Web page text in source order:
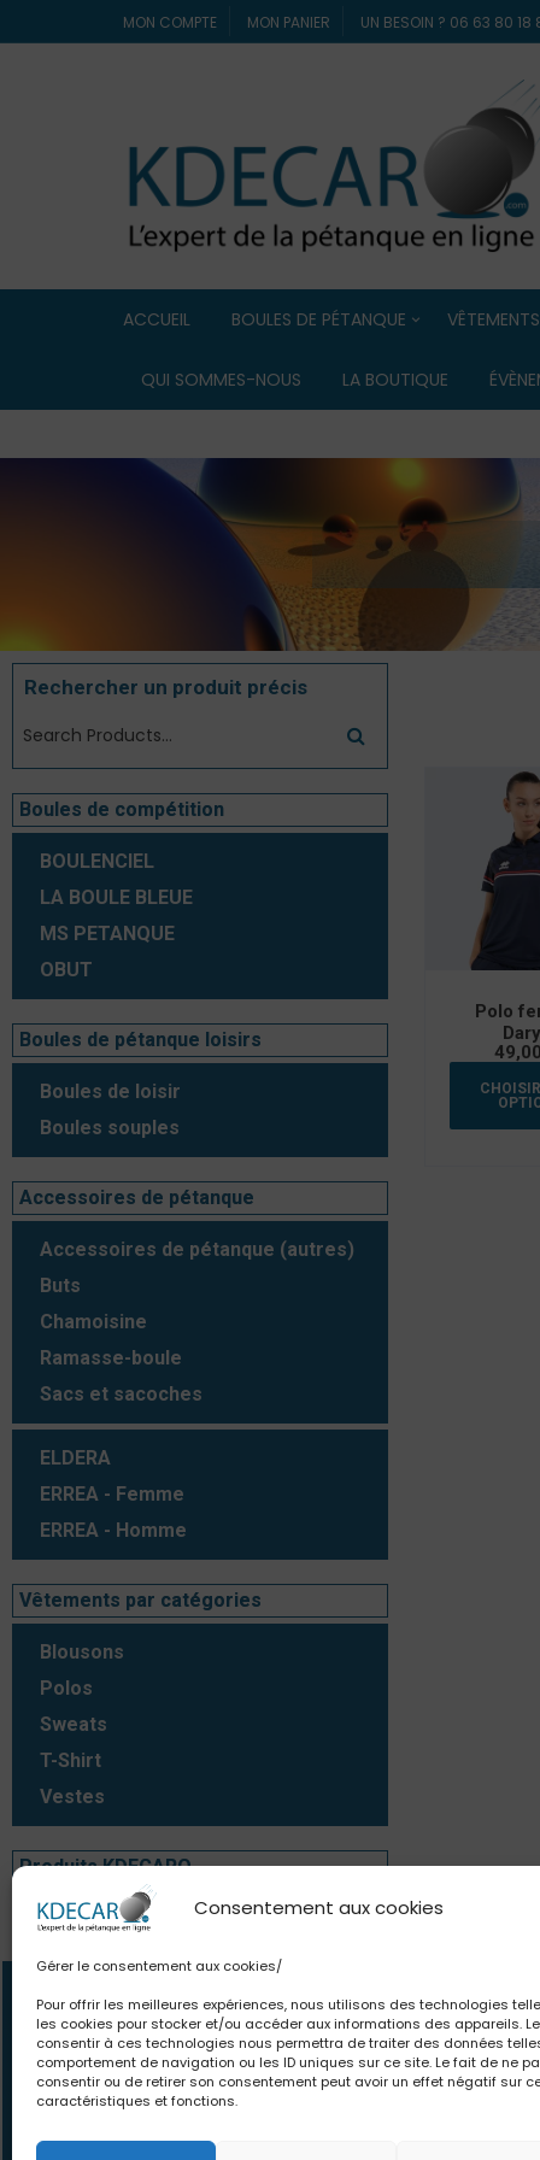
Consentement aux cookies
Gérer le consentement aux cookies/
Pour offrir les meilleures expériences, nous utilisons des technologies
les cookies pour stocker et/ou accéder aux informations des appareils.
consentir à ces technologies nous permettra de traiter des données
comportement de navigation ou les ID uniques sur ce site. Le fait de ne
consentir ou de retirer son consentement peut avoir un effet négatif sur
caractéristiques et fonctions.
MON COMPTE MON PANIER UN BESOIN ? 06 63 80 18
ACCUEIL BOULES DE PÉTANQUE
Boules de compétition
Boules de loisir / Boules
souples
VÊTEMENTS
ELDERA
QUI SOMMES-NOUS LA BOUTIQUE
Rechercher un produit précis
Boules de compétition
BOULENCIEL
LA BOULE BLEUE
MS PETANQUE
OBUT
Boules de pétanque loisirs
Boules de loisir
Boules souples
Accessoires de pétanque
Accessoires de pétanque (autres)
Buts
Chamoisine
Ramasse-boule
Sacs et sacoches
ELDERA
ERREA - Femme
ERREA - Homme
Vêtements par catégories
Blousons
Polos
Sweats
T-Shirt
Vestes
Produits KDECARO
Produits KDECARO
Polo
49,00
06.63.80.18.84
contact@kdecaro.com
écrivez-nous
Des offres et
le monde. Des
pour toutes vos